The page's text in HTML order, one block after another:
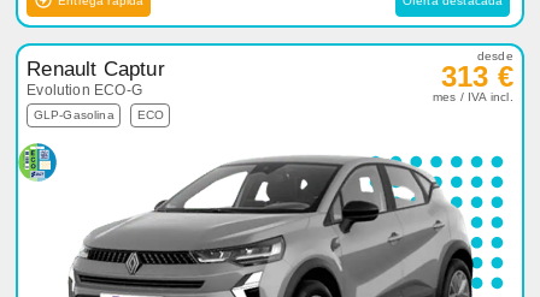
Renault Captur
Evolution ECO-G
GLP-Gasolina ECO
desde
313 €
mes / IVA incl.